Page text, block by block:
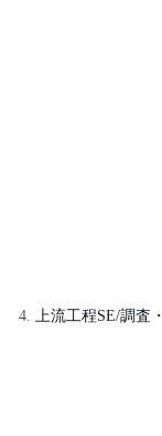
上流工程SE/調査